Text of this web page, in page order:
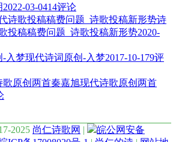
2022-03-0414评论
诗
投稿稿费问题_诗歌投稿新形势2020-
现代诗词原创-入梦2017-10-179评
秦嘉旭现代诗歌原创两首
2025 尚仁诗歌网 |
皖公网安备